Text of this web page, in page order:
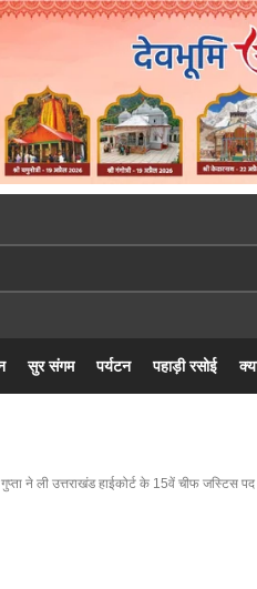
सुर संगम पर्यटन पहाड़ी रसोई
ने ली उत्तराखंड हाईकोर्ट के 15वें चीफ जस्टिस